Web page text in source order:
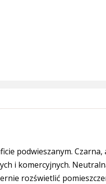
podwieszanym.
i komercyjnych.
rozświetlić